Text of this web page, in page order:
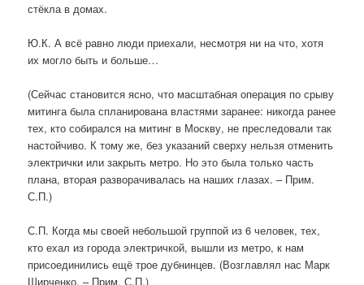
стёкла в домах.
Ю.К. А всё равно люди приехали, несмотря ни на что, хотя
их могло быть и больше…
(Сейчас становится ясно, что масштабная операция по срыву
митинга была спланирована властями заранее: никогда ранее
тех, кто собирался на митинг в Москву, не преследовали так
настойчиво. К тому же, без указаний сверху нельзя отменить
электрички или закрыть метро. Но это была только часть
плана, вторая разворачивалась на наших глазах. – Прим.
С.П.)
С.П. Когда мы своей небольшой группой из 6 человек, тех,
кто ехал из города электричкой, вышли из метро, к нам
присоединились ещё трое дубнинцев. (Возглавлял нас Марк
Ширченко. – Прим. С.П.)